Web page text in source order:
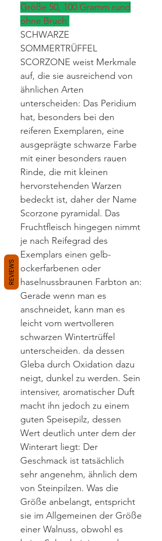
Größe 50, 100 Gramm rund
ohne Bruch
SCHWARZE
SOMMERTRÜFFEL
SCORZONE weist Merkmale
auf, die sie ausreichend von
ähnlichen Arten
unterscheiden: Das Peridium
hat, besonders bei den
reiferen Exemplaren, eine
ausgeprägte schwarze Farbe
mit einer besonders rauen
Rinde, die mit kleinen
hervorstehenden Warzen
bedeckt ist, daher der Name
Scorzone pyramidal. Das
Fruchtfleisch hingegen nimmt
je nach Reifegrad des
Exemplars einen gelb-
ockerfarbenen oder
haselnussbraunen Farbton an:
Gerade wenn man es
anschneidet, kann man es
leicht vom wertvolleren
schwarzen Wintertrüffel
unterscheiden. da dessen
Gleba durch Oxidation dazu
neigt, dunkel zu werden. Sein
intensiver, aromatischer Duft
macht ihn jedoch zu einem
guten Speisepilz, dessen
Wert deutlich unter dem der
Winterart liegt: Der
Geschmack ist tatsächlich
sehr angenehm, ähnlich dem
von Steinpilzen. Was die
Größe anbelangt, entspricht
sie im Allgemeinen der Größe
einer Walnuss, obwohl es
REVIEWS